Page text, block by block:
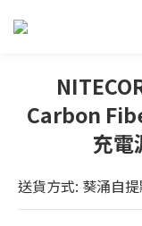
Carbon
充電
送貨方式: 葵涌自